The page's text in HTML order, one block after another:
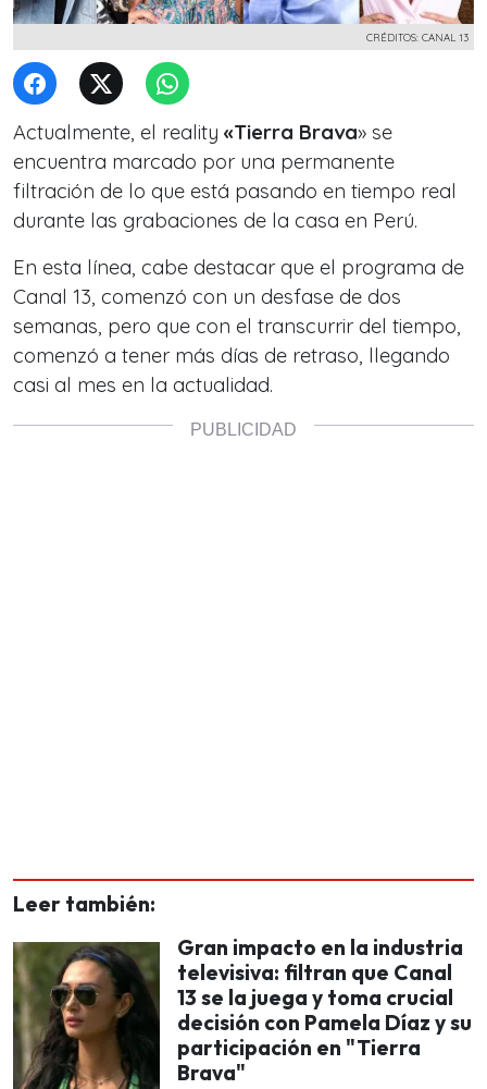
CRÉDITOS: CANAL 13
Actualmente, el reality «Tierra Brava» se
encuentra marcado por una permanente
filtración de lo que está pasando en tiempo real
durante las grabaciones de la casa en Perú.
En esta línea, cabe destacar que el programa de
Canal 13, comenzó con un desfase de dos
semanas, pero que con el transcurrir del tiempo,
comenzó a tener más días de retraso, llegando
casi al mes en la actualidad.
Leer también:
Gran impacto en la industria
televisiva: filtran que Canal
13 se la juega y toma crucial
decisión con Pamela Díaz y su
participación en "Tierra
Brava"